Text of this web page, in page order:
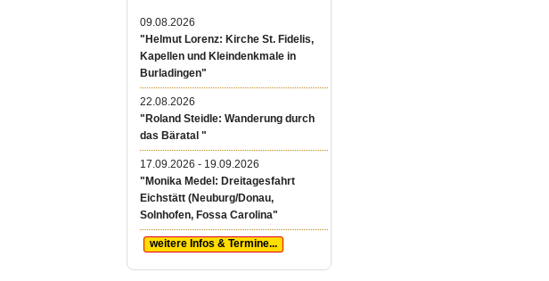
09.08.2026
"Helmut Lorenz: Kirche St. Fidelis,
Kapellen und Kleindenkmale in
Burladingen"
22.08.2026
"Roland Steidle: Wanderung durch
das Bäratal "
17.09.2026 - 19.09.2026
"Monika Medel: Dreitagesfahrt
Eichstätt (Neuburg/Donau,
Solnhofen, Fossa Carolina"
weitere Infos & Termine...